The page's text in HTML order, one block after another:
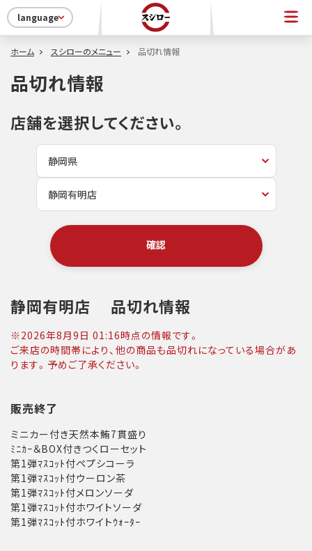
language
ホーム スシローのメニュー 品切れ情報
品切れ情報
店舗を選択してください。
確認
静岡有明店 品切れ情報
※ 2026年8月9日 01:16時点の情報です。
ご来店の時間帯により、他の商品も品切れになっている場合があ
ります。予めご了承ください。
販売終了
ミニカー付き天然本鮪7貫盛り
ﾐﾆｶｰ＆BOX付きつくローセット
第1弾ﾏｽｺｯﾄ付ペプシコーラ
第1弾ﾏｽｺｯﾄ付ウーロン茶
第1弾ﾏｽｺｯﾄ付メロンソーダ
第1弾ﾏｽｺｯﾄ付ホワイトソーダ
第1弾ﾏｽｺｯﾄ付ホワイトｳｫｰﾀｰ